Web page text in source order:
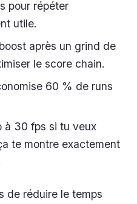
pour répéter
utile.
après un grind de
le score chain.
60 % de runs
à 30 fps si tu veux
te montre exactement
de réduire le temps